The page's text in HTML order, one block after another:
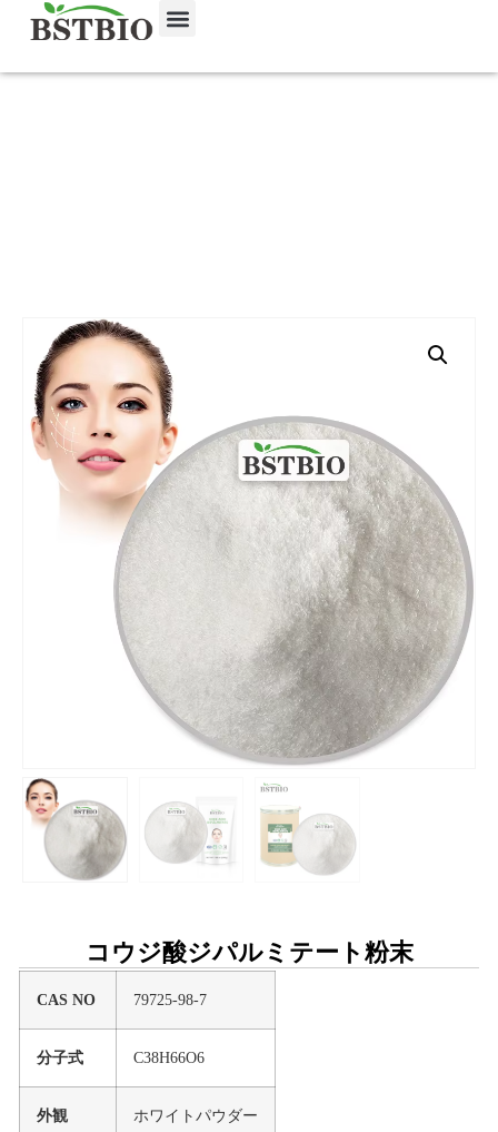
コウジ酸ジパルミテート粉末
CAS NO 79725-98-7
分子式 C38H66O6
外観 ホワイトパウダー